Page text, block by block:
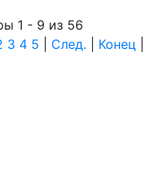
1 - 9 из 56
3 4 5 След. Конец